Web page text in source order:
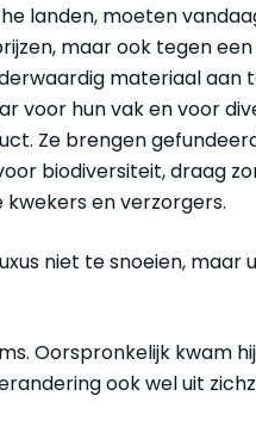
landen, moeten
maar ook tegen
materiaal
voor hun vak en voor
Ze brengen
biodiversiteit, draag
en verzorgers.
niet te snoeien,
Oorspronkelijk kwam
ook wel uit